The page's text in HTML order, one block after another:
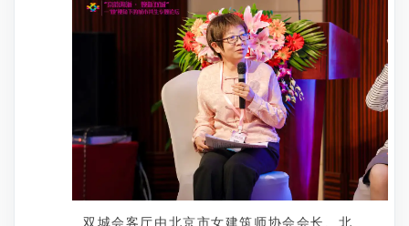
双城会客厅由北京市女建筑师协会会长、北